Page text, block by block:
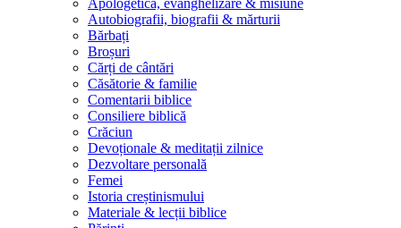
Apologetică, evanghelizare & misiune
Autobiografii, biografii & mărturii
Bărbați
Broșuri
Cărți de cântări
Căsătorie & familie
Comentarii biblice
Consiliere biblică
Crăciun
Devoționale & meditații zilnice
Dezvoltare personală
Femei
Istoria creștinismului
Materiale & lecții biblice